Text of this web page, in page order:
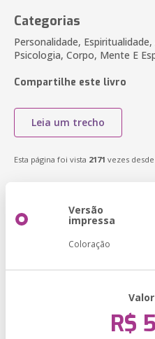
Categorias
Personalidade,
Psicologia, Corpo, Mente E
Compartilhe este livro
Leia um trecho
Esta página foi vista 2171 vezes
Versão
impressa
Coloração
R$